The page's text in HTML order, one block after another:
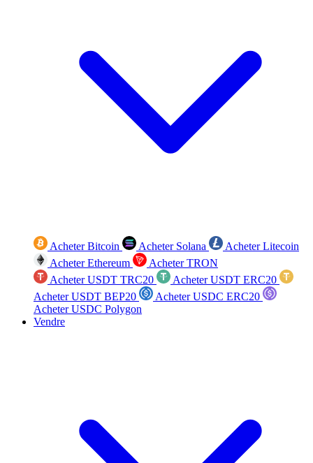
Acheter Bitcoin Acheter Solana
Acheter Litecoin
Acheter Ethereum
Acheter TRON
Acheter USDT TRC20
Acheter USDT ERC20
Acheter USDT BEP20
Acheter USDC ERC20
Acheter USDC Polygon
Vendre